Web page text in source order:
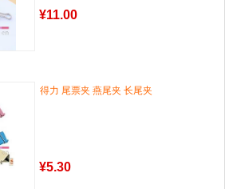
¥11.00
得力 尾票夹 燕尾夹 长尾夹
¥5.30